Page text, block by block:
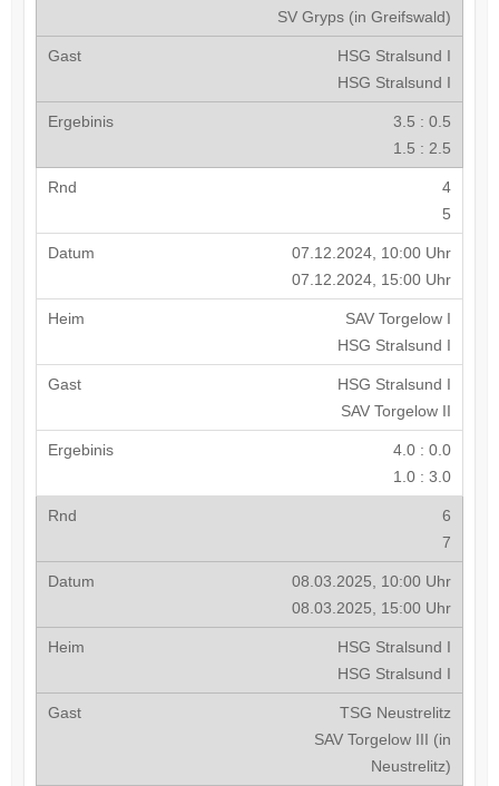
SV Gryps (in Greifswald)
HSG Stralsund I
HSG Stralsund I
3.5 : 0.5
1.5 : 2.5
4
5
07.12.2024, 10:00 Uhr
07.12.2024, 15:00 Uhr
SAV Torgelow I
HSG Stralsund I
HSG Stralsund I
SAV Torgelow II
4.0 : 0.0
1.0 : 3.0
6
7
08.03.2025, 10:00 Uhr
08.03.2025, 15:00 Uhr
HSG Stralsund I
HSG Stralsund I
TSG Neustrelitz
SAV Torgelow III (in
Neustrelitz)